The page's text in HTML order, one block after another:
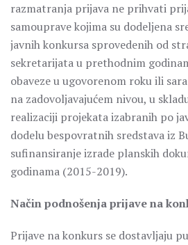
razmatranja prijava ne prihvati
samouprave kojima su dodeljena
javnih konkursa sprovedenih od
sekretarijata u prethodnim
obaveze u ugovorenom roku ili
na zadovoljavajućem nivou, u
realizaciji projekata izabranih po
dodelu bespovratnih sredstava iz
sufinansiranje izrade planskih
godinama (2015-2019).
Način podnošenja prijave na
Prijave na konkurs se dostavljaju